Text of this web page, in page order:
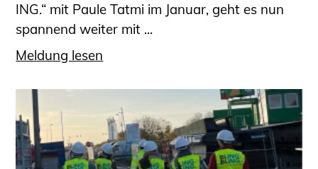
ING.“ mit Paule Tatmi im Januar, geht es nun
spannend weiter mit ...
Meldung lesen